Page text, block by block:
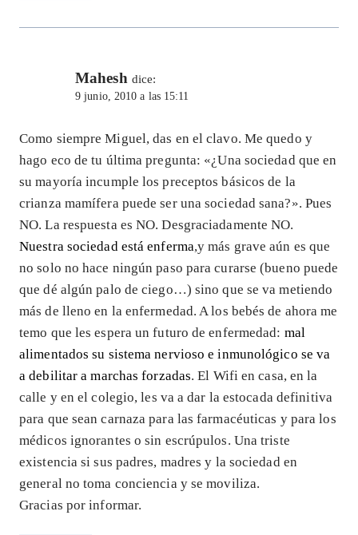
Mahesh dice:
9 junio, 2010 a las 15:11
Como siempre Miguel, das en el clavo. Me quedo y
hago eco de tu última pregunta: «¿Una sociedad que en
su mayoría incumple los preceptos básicos de la
crianza mamífera puede ser una sociedad sana?». Pues
NO. La respuesta es NO. Desgraciadamente NO.
Nuestra sociedad está enferma,y más grave aún es que
no solo no hace ningún paso para curarse (bueno puede
que dé algún palo de ciego…) sino que se va metiendo
más de lleno en la enfermedad. A los bebés de ahora me
temo que les espera un futuro de enfermedad: mal
alimentados su sistema nervioso e inmunológico se va
a debilitar a marchas forzadas. El Wifi en casa, en la
calle y en el colegio, les va a dar la estocada definitiva
para que sean carnaza para las farmacéuticas y para los
médicos ignorantes o sin escrúpulos. Una triste
existencia si sus padres, madres y la sociedad en
general no toma conciencia y se moviliza.
Gracias por informar.